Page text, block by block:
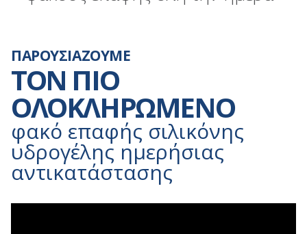
ΠΑΡΟΥΣΙΑΖΟΥΜΕ
ΤΟΝ ΠΙΟ
ΟΛΟΚΛΗΡΩΜΕΝΟ
φακό επαφής σιλικόνης
υδρογέλης ημερήσιας
αντικατάστασης